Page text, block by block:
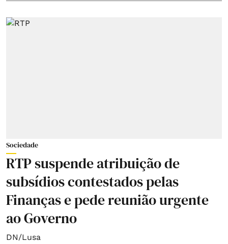
Sociedade
RTP suspende atribuição de
subsídios contestados pelas
Finanças e pede reunião urgente
ao Governo
DN/Lusa